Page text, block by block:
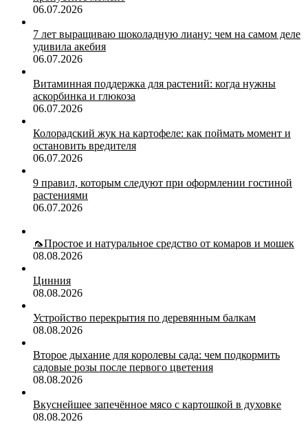
06.07.2026
7 лет выращиваю шоколадную лиану: чем на самом деле
удивила акебия
06.07.2026
Витаминная поддержка для растений: когда нужны
аскорбинка и глюкоза
06.07.2026
Колорадский жук на картофеле: как поймать момент и
остановить вредителя
06.07.2026
9 правил, которым следуют при оформлении гостиной
растениями
06.07.2026
🦟Простое и натуральное средство от комаров и мошек
08.08.2026
Цинния
08.08.2026
Устройство перекрытия по деревянным балкам
08.08.2026
Второе дыхание для королевы сада: чем подкормить
садовые розы после первого цветения
08.08.2026
Вкуснейшее запечённое мясо с картошкой в духовке
08.08.2026